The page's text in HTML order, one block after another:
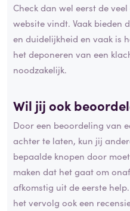
Check dan wel eerst de
website vindt. Vaak bieden
en duidelijkheid en vaak is
het deponeren van een
noodzakelijk.
Wil jij ook
Door een beoordeling van
achter te laten, kun jij
bepaalde knopen door
maken dat het gaat om
afkomstig uit de eerste
het vervolg ook een